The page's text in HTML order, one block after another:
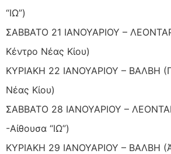
“ΙΩ”)
ΣΑΒΒΑΤΟ 21 ΙΑΝΟΥΑΡΙΟΥ –
Κέντρο Νέας Κίου)
ΚΥΡΙΑΚΗ 22 ΙΑΝΟΥΑΡΙΟΥ – ΒΑΛΒΗ
Νέας Κίου)
ΣΑΒΒΑΤΟ 28 ΙΑΝΟΥΑΡΙΟΥ –
-Αίθουσα “ΙΩ”)
ΚΥΡΙΑΚΗ 29 ΙΑΝΟΥΑΡΙΟΥ – ΒΑΛΒΗ